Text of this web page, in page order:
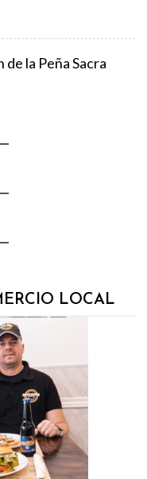
la Peña Sacra
LOCAL